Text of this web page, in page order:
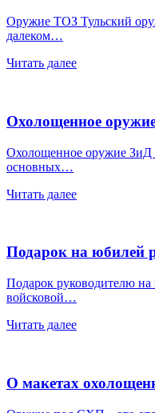
Оружие ТОЗ Тульский
далеком…
Читать далее
Охолощенное
Охолощенное оружие ЗиД
основных…
Читать далее
Подарок на юбилей
Подарок руководителю на
войсковой…
Читать далее
О макетах